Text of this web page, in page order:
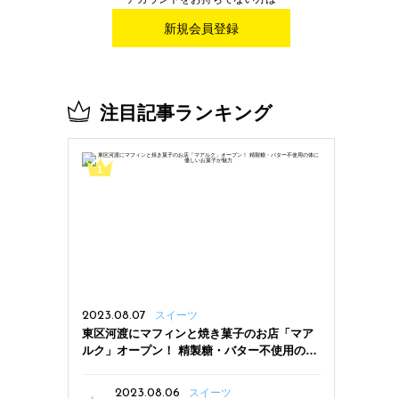
新規会員登録
注目記事ランキング
2023.08.07 スイーツ
東区河渡にマフィンと焼き菓子のお店「マア
ルク」オープン！ 精製糖・バター不使用の体
2023.08.06
スイーツ